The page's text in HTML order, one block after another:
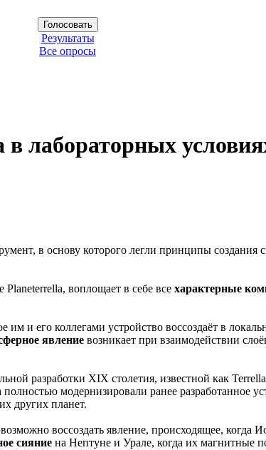
Результаты
Все опросы
в основу которого легли принципы создания
воплощает в себе все характерные
и его коллегами устройство воссоздаёт в
явление возникает при взаимодействии
разработки XIX столетия, известной как
модернизировали ранее разработанное
других планет.
воссоздать явление, происходящее,
сияние на Нептуне и Урале, когда их магнитные